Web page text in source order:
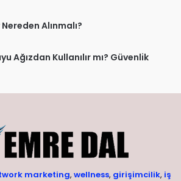
Alınmalı?
Ağızdan Kullanılır mı? Güvenlik
marketing, wellness, girişimcilik, iş